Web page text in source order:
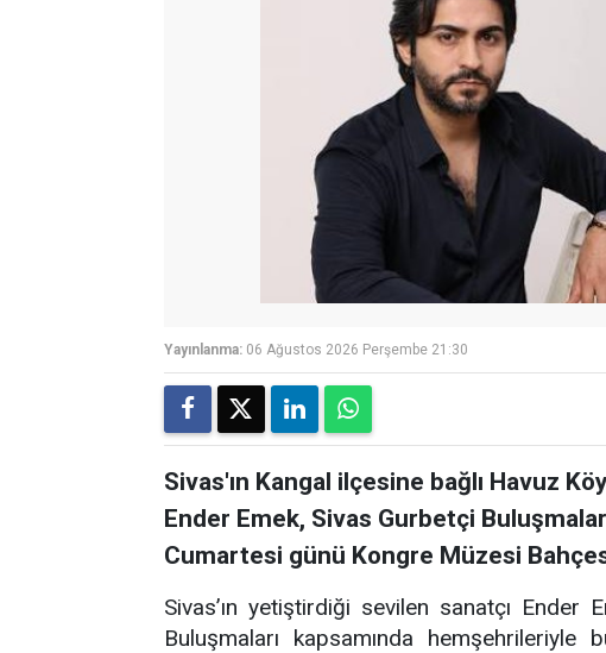
Yayınlanma: 06 Ağustos 2026 Perşembe 21:30
Sivas'ın Kangal ilçesine bağlı Havuz
Ender Emek, Sivas Gurbetçi
Cumartesi günü Kongre Müzesi
Sivas’ın yetiştirdiği sevilen sanatçı Ender
Buluşmaları kapsamında hemşehrileriyle